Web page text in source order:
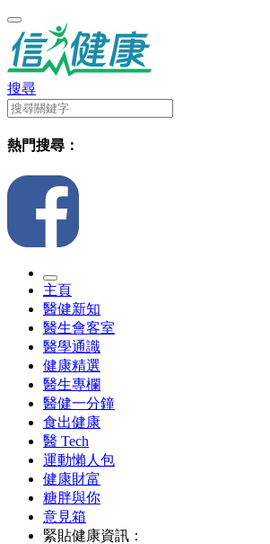
搜尋
熱門搜尋：
主頁
醫健新知
醫生會客室
醫學通識
健康精選
醫生專欄
醫健一分鐘
食出健康
醫 Tech
運動懶人包
健康財富
糖胖與你
意見箱
緊貼健康資訊：